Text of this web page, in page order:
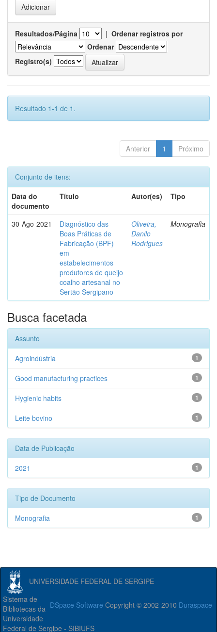
Resultados/Página | Ordenar registros por
Ordenar
Registro(s)
Resultado 1-1 de 1.
Anterior 1 Próximo
Conjunto de itens:
Data do
documento
Título Autor(es) Tipo
30-Ago-2021
Diagnóstico das
Boas Práticas de
Fabricação (BPF)
em
estabelecimentos
produtores de queijo
coalho artesanal no
Sertão Sergipano
Oliveira,
Danilo
Rodrigues
Monografia
Busca facetada
Assunto
1
Agroindústria
1
Good manufacturing practices
1
Hygienic habits
1
Leite bovino
Data de Publicação
1
2021
Tipo de Documento
1
Monografia
UNIVERSIDADE FEDERAL DE SERGIPE
DSpace Software Copyright © 2002-2010 Duraspace
Sistema de
Bibliotecas da
Universidade
Federal de Sergipe - SIBIUFS